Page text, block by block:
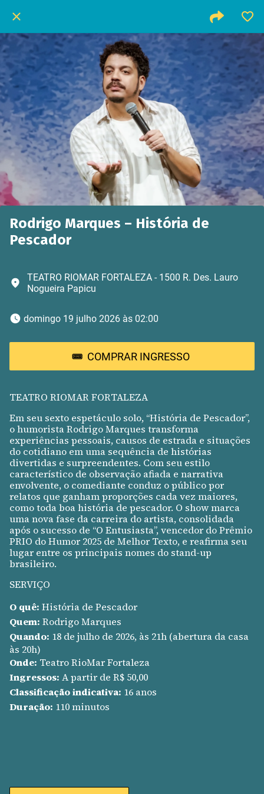
Rodrigo Marques – História de
Pescador
TEATRO RIOMAR FORTALEZA - 1500 R. Des. Lauro
Nogueira Papicu
domingo 19 julho 2026 às 02:00
COMPRAR INGRESSO
TEATRO RIOMAR FORTALEZA
Em seu sexto espetáculo solo, “História de Pescador”,
o humorista Rodrigo Marques transforma
experiências pessoais, causos de estrada e situações
do cotidiano em uma sequência de histórias
divertidas e surpreendentes. Com seu estilo
característico de observação afiada e narrativa
envolvente, o comediante conduz o público por
relatos que ganham proporções cada vez maiores,
como toda boa história de pescador. O show marca
uma nova fase da carreira do artista, consolidada
após o sucesso de “O Entusiasta”, vencedor do Prêmio
PRIO do Humor 2025 de Melhor Texto, e reafirma seu
lugar entre os principais nomes do stand-up
brasileiro.
SERVIÇO
O quê: História de Pescador
Quem: Rodrigo Marques
Quando: 18 de julho de 2026, às 21h (abertura da casa
às 20h)
Onde: Teatro RioMar Fortaleza
Ingressos: A partir de R$ 50,00
Classificação indicativa: 16 anos
Duração: 110 minutos